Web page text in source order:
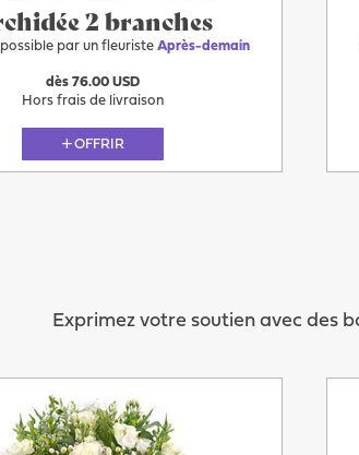
2 branches
par un fleuriste Après-demain
dès 76.00 USD
Hors frais de livraison
OFFRIR
Exprimez votre soutien avec des